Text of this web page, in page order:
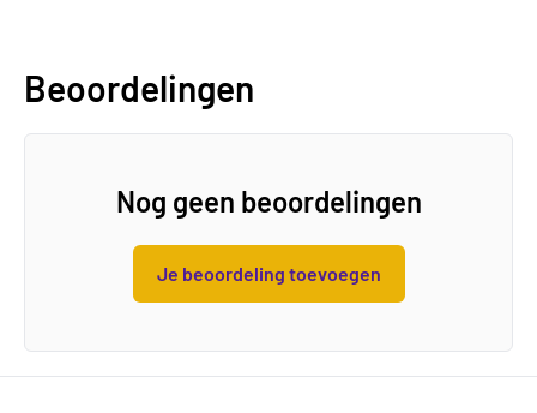
Beoordelingen
Nog geen beoordelingen
Je beoordeling toevoegen